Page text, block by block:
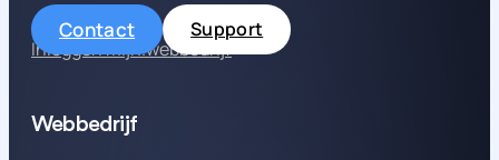
Contact
Support
Inloggen mijn.webbedrijf
Webbedrijf